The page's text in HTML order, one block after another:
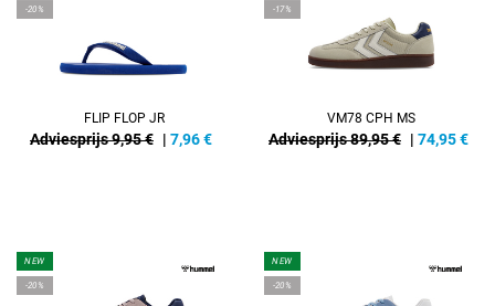
-20%
FLIP FLOP JR
Adviesprijs 9,95 € | 7,96€
-17%
VM78 CPH MS
Adviesprijs 89,95 € | 74,95€
NEW
-20%
NEW
-20%